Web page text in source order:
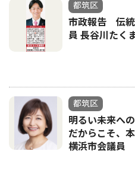
都筑区
市政報告 伝
員 長谷川たく
都筑区
明るい未来へ
だからこそ、
横浜市会議員